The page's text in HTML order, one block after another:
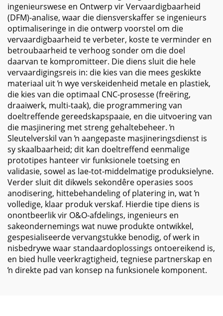
ingenieurswese en Ontwerp vir Vervaardigbaarheid
(DFM)-analise, waar die diensverskaffer se ingenieurs
optimaliseringe in die ontwerp voorstel om die
vervaardigbaarheid te verbeter, koste te verminder en
betroubaarheid te verhoog sonder om die doel
daarvan te kompromitteer. Die diens sluit die hele
vervaardigingsreis in: die kies van die mees geskikte
materiaal uit ŉ wye verskeidenheid metale en plastiek,
die kies van die optimaal CNC-prosesse (freëring,
draaiwerk, multi-taak), die programmering van
doeltreffende gereedskapspaaie, en die uitvoering van
die masjinering met streng gehaltebeheer. ŉ
Sleutelverskil van ŉ aangepaste masjineringsdienst is
sy skaalbaarheid; dit kan doeltreffend eenmalige
prototipes hanteer vir funksionele toetsing en
validasie, sowel as lae-tot-middelmatige produksielyne.
Verder sluit dit dikwels sekondêre operasies soos
anodisering, hittebehandeling of platering in, wat ŉ
volledige, klaar produk verskaf. Hierdie tipe diens is
onontbeerlik vir O&O-afdelings, ingenieurs en
sakeondernemings wat nuwe produkte ontwikkel,
gespesialiseerde vervangstukke benodig, of werk in
nisbedrywe waar standaardoplossings ontoereikend is,
en bied hulle veerkragtigheid, tegniese partnerskap en
ŉ direkte pad van konsep na funksionele komponent.